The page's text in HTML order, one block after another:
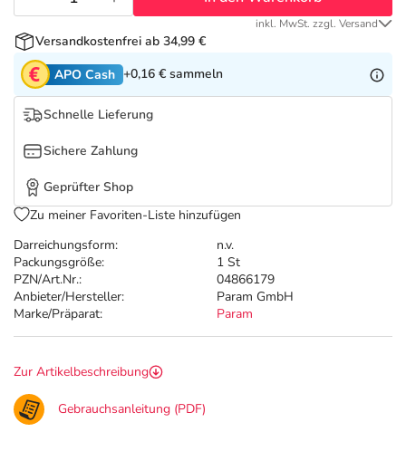
Tierapotheke
Vitamine & Mineralstoffe
Marken
Täglich gut versorgt
Salus Deals
Darreichungsform:
n.v.
Packungsgröße:
1 St
PZN/Art.Nr.:
04866179
Anbieter/Hersteller:
Param GmbH
Marke/Präparat:
Param
inkl. MwSt. zzgl. Versand
Versandkostenfrei ab 34,99 €
APO Cash +0,16 € sammeln
Schnelle Lieferung
Sichere Zahlung
Geprüfter Shop
Zu meiner Favoriten-Liste hinzufügen
Zur Artikelbeschreibung
Gebrauchsanleitung (PDF)